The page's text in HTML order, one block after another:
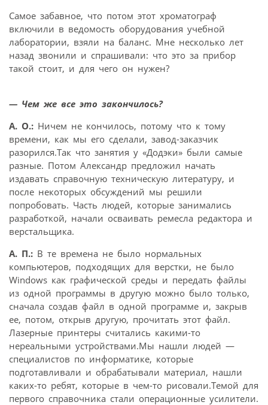
Самое забавное, что потом этот хроматограф
включили в ведомость оборудования учебной
лаборатории, взяли на баланс. Мне несколько лет
назад звонили и спрашивали: что это за прибор
такой стоит, и для чего он нужен?
— Чем же все это закончилось?
А. О.: Ничем не кончилось, потому что к тому
времени, как мы его сделали, завод-заказчик
разорился.Так что занятия у «Додэки» были самые
разные. Потом Александр предложил начать
издавать справочную техническую литературу, и
после некоторых обсуждений мы решили
попробовать. Часть людей, которые занимались
разработкой, начали осваивать ремесла редактора и
верстальщика.
А. П.: В те времена не было нормальных
компьютеров, подходящих для верстки, не было
Windows как графической среды и передать файлы
из одной программы в другую можно было только,
сначала создав файл в одной программе и, закрыв
ее, потом, открыв другую, прочитать этот файл.
Лазерные принтеры считались какими-то
нереальными устройствами.Мы нашли людей —
специалистов по информатике, которые
подготавливали и обрабатывали материал, нашли
каких-то ребят, которые в чем-то рисовали.Темой для
первого справочника стали операционные усилители.